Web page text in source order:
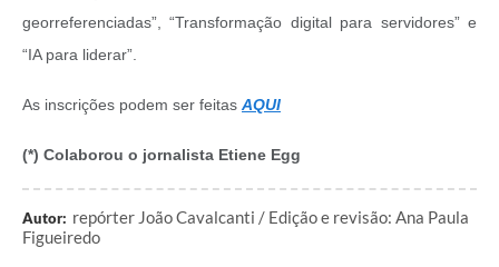
georreferenciadas”, “Transformação digital para servidores” e
“IA para liderar”.
As inscrições podem ser feitas AQUI
(*) Colaborou o jornalista Etiene Egg
Autor: repórter João Cavalcanti / Edição e revisão: Ana Paula
Figueiredo